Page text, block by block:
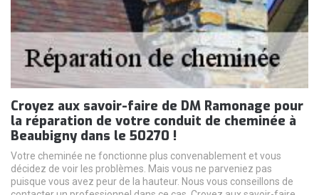
Croyez aux savoir-faire de DM Ramonage pour
la réparation de votre conduit de cheminée à
Beaubigny dans le 50270 !
Votre cheminée ne fonctionne plus convenablement et vous
décidez de voir les problèmes. Mais vous ne parveniez pas
puisque vous avez peur de la hauteur. Nous vous conseillons de